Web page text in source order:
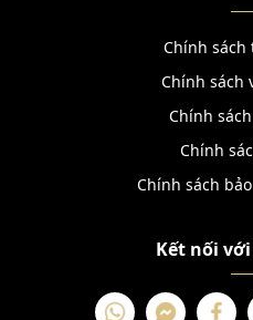
Chính sách
Chính sách
Chính
Chính
Chính sách
Kết nối